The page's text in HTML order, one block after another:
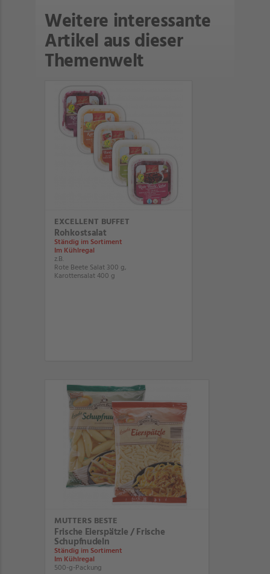
Weitere interessante
Artikel aus dieser
Themenwelt
EXCELLENT BUFFET
Rohkostsalat
Ständig im Sortiment
Im Kühlregal
z.B.
Rote Beete Salat 300 g,
Karottensalat 400 g
MUTTERS BESTE
Frische Eierspätzle / Frische
Schupfnudeln
Ständig im Sortiment
Im Kühlregal
500-g-Packung